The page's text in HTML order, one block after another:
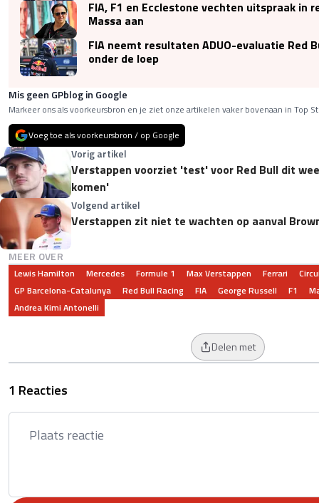
FIA, F1 en Ecclestone vechten uitspraak in
Massa aan
FIA neemt resultaten ADUO-evaluatie Red
onder de loep
Mis geen GPblog in Google
Markeer ons als voorkeursbron en je ziet onze artikelen vaker bovenaan in Top
Voeg toe als voorkeursbron / op Google
Vorig artikel
Verstappen voorziet 'test' voor Red Bull dit
komen'
Volgend artikel
Verstappen zit niet te wachten op aanval
MEER OVER
Lewis Hamilton Mercedes Formule 1 Max Verstappen Ferrari
GP Barcelona-Catalunya
Red Bull Racing FIA George Russell F1
Andrea Kimi Antonelli
Delen met
1 Reacties